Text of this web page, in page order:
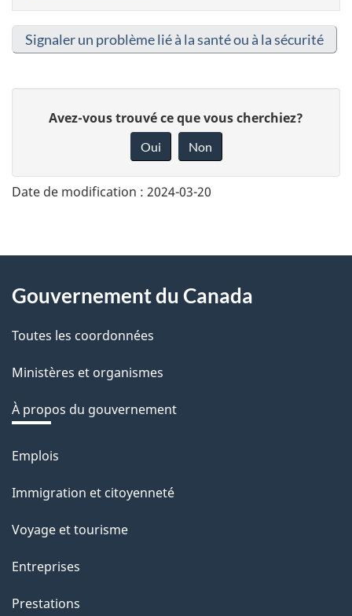
Signaler un problème lié à la santé ou à la sécurité
n
v
o
t
r
r
é
t
r
a
c
i
o
Avez-vous trouvé ce que vous cherchiez?
Oui Non
Date de modification : 2024-03-20
About
this
site
Gouvernement du Canada
Toutes les coordonnées
Ministères et organismes
À propos du gouvernement
Thèmes
sujets
Emplois
Immigration et citoyenneté
Voyage et tourisme
Entreprises
Prestations